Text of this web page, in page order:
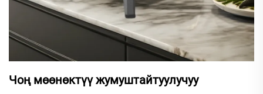
Чоң мөөнөктүү жумуштайтуулучуу